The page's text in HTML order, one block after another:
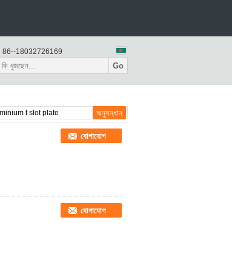
86--18032726169
Go
যোগাযোগ
যোগাযোগ